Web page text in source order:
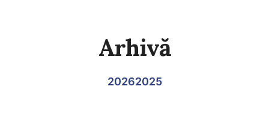
Arhivă
20262025